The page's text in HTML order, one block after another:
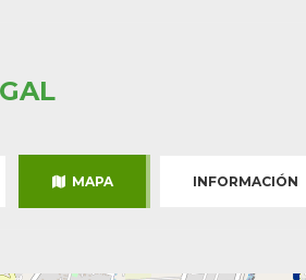
MAPA INFORMACIÓN